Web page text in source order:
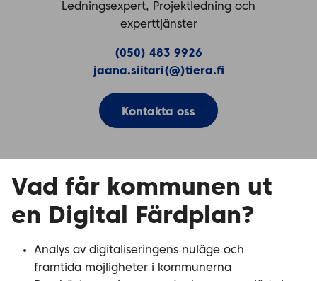
Ledningsexpert, Projektledning och
experttjänster
(050) 483 9926
jaana.siitari(@)tiera.fi
Kontakta oss
Vad får kommunen ut
en Digital Färdplan?
Analys av digitaliseringens nuläge och
framtida möjligheter i kommunerna